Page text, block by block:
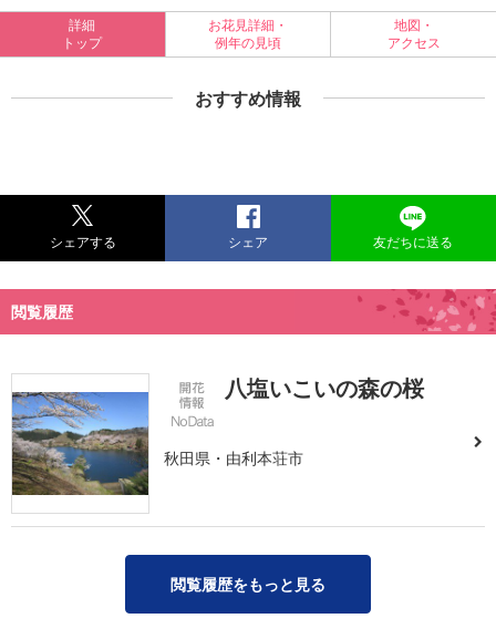
詳細
トップ
お花見詳細・
例年の見頃
地図・
アクセス
おすすめ情報
シェアする シェア 友だちに送る
閲覧履歴
八塩いこいの森の桜
秋田県・由利本荘市
閲覧履歴をもっと見る